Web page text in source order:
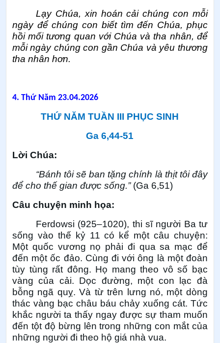
Lạy Chúa, xin hoán cải chúng con mỗi
ngày để chúng con biết tìm đến Chúa, phục
hồi mối tương quan với Chúa và tha nhân, để
mỗi ngày chúng con gần Chúa và yêu thương
tha nhân hơn.
4. Thứ Năm 23.04.2026
THỨ NĂM TUẦN III PHỤC SINH
Ga 6,44-51
Lời Chúa:
“Bánh tôi sẽ ban tặng chính là thịt tôi đây
để cho thế gian được sống.”(Ga 6,51)
Câu chuyện minh họa:
Ferdowsi (925–1020), thi sĩ người Ba tư
sống vào thế kỷ 11 có kể một câu chuyện:
Một quốc vương nọ phải đi qua sa mạc để
đến một ốc đảo. Cùng đi với ông là một đoàn
tùy tùng rất đông. Họ mang theo vô số bạc
vàng của cải. Dọc đường, một con lạc đà
bỗng ngã quỵ. Và từ trên lưng nó, một dòng
thác vàng bạc châu báu chảy xuống cát. Tức
khắc người ta thấy ngay được sự tham muốn
đến tột độ bừng lên trong những con mắt của
những người đi theo hộ giá nhà vua.